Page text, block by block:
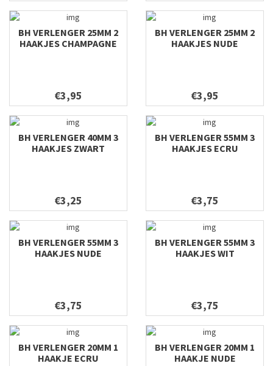
BH VERLENGER 25MM 2
HAAKJES CHAMPAGNE
€3,95
BH VERLENGER 25MM 2
HAAKJES NUDE
€3,95
BH VERLENGER 40MM 3
HAAKJES ZWART
€3,25
BH VERLENGER 55MM 3
HAAKJES ECRU
€3,75
BH VERLENGER 55MM 3
HAAKJES NUDE
€3,75
BH VERLENGER 55MM 3
HAAKJES WIT
€3,75
BH VERLENGER 20MM 1
HAAKJE ECRU
BH VERLENGER 20MM 1
HAAKJE NUDE